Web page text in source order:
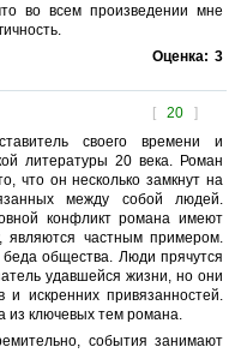
во всем произведении мне
Оценка: 3
[ 20 ]
своего времени и
литературы 20 века. Роман
что он несколько замкнут на
между собой людей.
конфликт романа имеют
являются частным примером.
общества. Люди прячутся
удавшейся жизни, но они
искренних привязанностей.
из ключевых тем романа.
события занимают